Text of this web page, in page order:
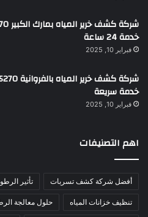
خدمة 24 ساعة
فبراير 10, 2025
خدمة سريعة
فبراير 10, 2025
اهم التصنيفات
أفضل شركة كشف تسربات تأثير
تنظيف خزانات المياه حلول معالجة